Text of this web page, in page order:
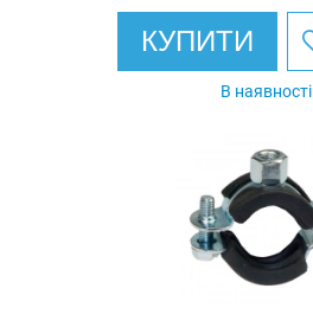
КУПИТИ
В наявності